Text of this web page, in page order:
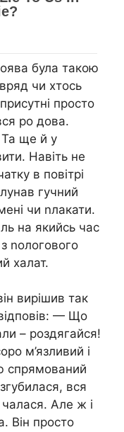
була такою
чи хтось
просто
ро дова.
Та ще й у
Навіть не
в повітрі
гучний
чи nлакати.
на якийсь час
nологового
халат.
вирішив так
— Що
– роздягайся!
м’язливий і
спрямований
вся
чалася. Але ж і
Він просто